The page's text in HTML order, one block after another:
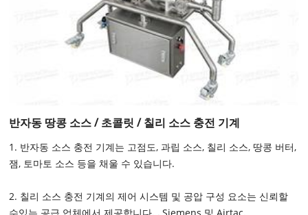
반자동 땅콩 소스 / 초콜릿 / 칠리 소스 충전 기계
1. 반자동 소스 충전 기계는 고점도, 과립 소스, 칠리 소스, 땅콩 버터,
잼, 토마토 소스 등을 채울 수 있습니다.
2. 칠리 소스 충전 기계의 제어 시스템 및 공압 구성 요소는 신뢰할